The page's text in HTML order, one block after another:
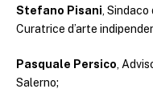
Stefano Pisani, Sindaco
Curatrice d’arte
Pasquale Persico,
Salerno;